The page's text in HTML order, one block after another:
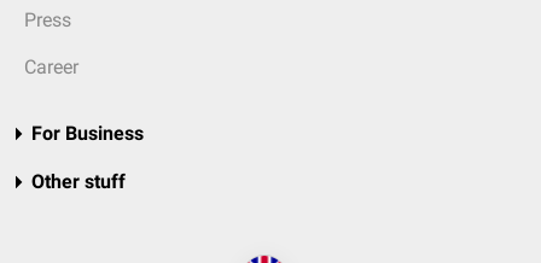
Press
Career
For Business
Other stuff